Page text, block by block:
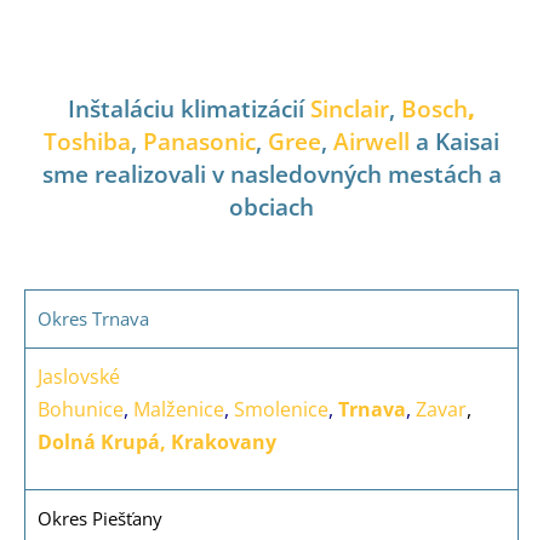
Inštaláciu klimatizáciíSinclair, Bosch,
Toshiba, Panasonic, Gree, Airwell a Kaisai
sme realizovali v nasledovných mestách a
obciach
Okres Trnava
Jaslovské
Bohunice, Malženice, Smolenice, Trnava, Zavar,
Dolná Krupá, Krakovany
Okres Piešťany